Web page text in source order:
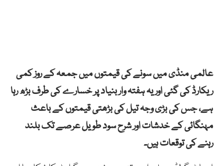
عالمی منڈی میں سونے کی قیمتوں میں جمعہ کے روز کمی
ریکارڈ کی گئی اور یہ ہفتہ وار بنیاد پر خسارے کی طرف بڑھ رہا
ہے، جس کی بڑی وجہ تیل کی بڑھتی قیمتوں کے باعث
مہنگائی کے خدشات اور شرح سود طویل عرصے تک بلند
رہنے کی توقعات ہیں۔